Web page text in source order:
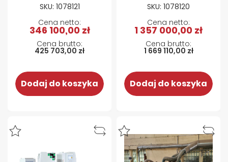
czterostronna
RMM 623 z 6-
metrowym,
automatycznym
stołem
podawczym M
705
SKU: 1078121
425 703,00 zł
346 100,00 zł
Dodaj do koszyka
czopiarki
dwustronne
6025M + 6025M +
6025M
SKU: 1078120
1 669 110,00 zł
1 357 000,00 zł
Dodaj do koszyka